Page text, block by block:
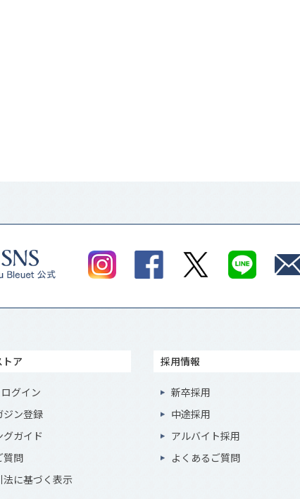
ア
グイン
ジン登録
ガイド
質問
法に基づく表示
採用情報
新卒採用
中途採用
アルバイト採用
よくあるご質問